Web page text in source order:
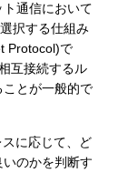
通信において
択する仕組み
Protocol)で
互接続するル
とが一般的で
に応じて、ど
のかを判断す